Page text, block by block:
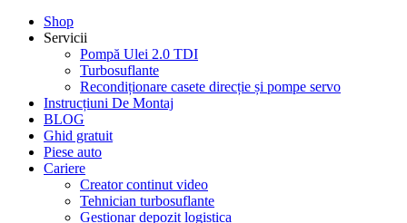
Shop
Servicii
Pompă Ulei 2.0 TDI
Turbosuflante
Recondiționare casete direcție și pompe servo
Instrucțiuni De Montaj
BLOG
Ghid gratuit
Piese auto
Cariere
Creator continut video
Tehnician turbosuflante
Gestionar depozit logistica